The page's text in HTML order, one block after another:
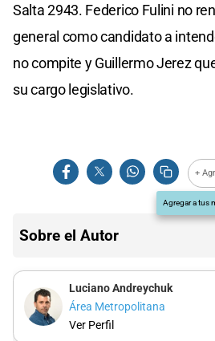
Salta 2943. Federico Fulini no
general como candidato a
no compite y Guillermo Jerez
su cargo legislativo.
+
Agregar a tus
Sobre el Autor
Luciano Andreychuk
Área Metropolitana
Ver Perfil